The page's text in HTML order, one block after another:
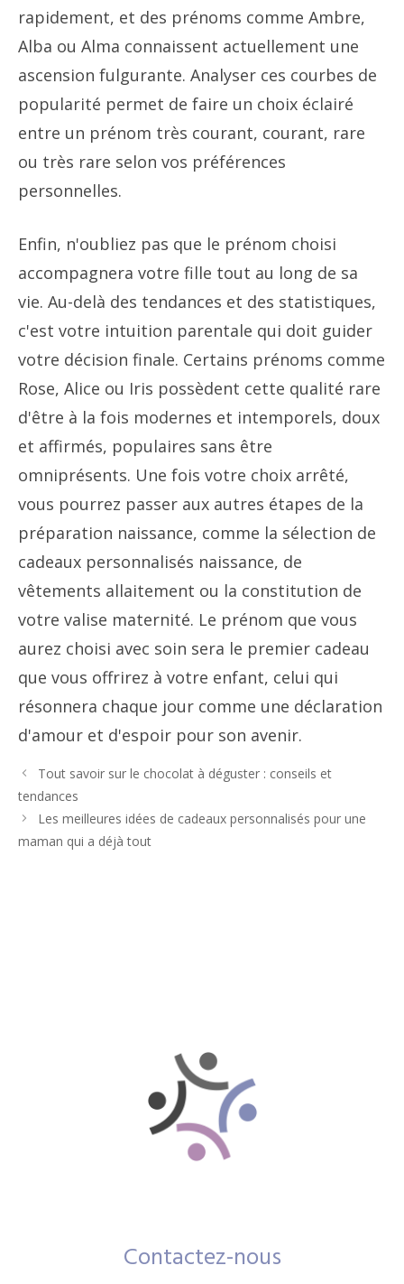
rapidement, et des prénoms comme Ambre,
Alba ou Alma connaissent actuellement une
ascension fulgurante. Analyser ces courbes de
popularité permet de faire un choix éclairé
entre un prénom très courant, courant, rare
ou très rare selon vos préférences
personnelles.
Enfin, n'oubliez pas que le prénom choisi
accompagnera votre fille tout au long de sa
vie. Au-delà des tendances et des statistiques,
c'est votre intuition parentale qui doit guider
votre décision finale. Certains prénoms comme
Rose, Alice ou Iris possèdent cette qualité rare
d'être à la fois modernes et intemporels, doux
et affirmés, populaires sans être
omniprésents. Une fois votre choix arrêté,
vous pourrez passer aux autres étapes de la
préparation naissance, comme la sélection de
cadeaux personnalisés naissance, de
vêtements allaitement ou la constitution de
votre valise maternité. Le prénom que vous
aurez choisi avec soin sera le premier cadeau
que vous offrirez à votre enfant, celui qui
résonnera chaque jour comme une déclaration
d'amour et d'espoir pour son avenir.
Tout savoir sur le chocolat à déguster : conseils et
tendances
Les meilleures idées de cadeaux personnalisés pour une
maman qui a déjà tout
Contactez-nous